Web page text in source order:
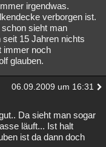
irgendwas.
verborgen ist.
sieht man
15 Jahren nichts
immer noch
glauben.
06.09.2009 um 16:31
Da sieht man sogar
läuft... Ist halt
ist da dann doch